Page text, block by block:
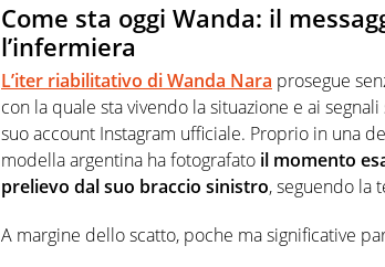
Come sta oggi Wanda: il
l’infermiera
L’iter riabilitativo di Wanda Nara prosegue
con la quale sta vivendo la situazione e ai
suo account Instagram ufficiale. Proprio in una
modella argentina ha fotografato il momento
prelievo dal suo braccio sinistro, seguendo la
A margine dello scatto, poche ma significative